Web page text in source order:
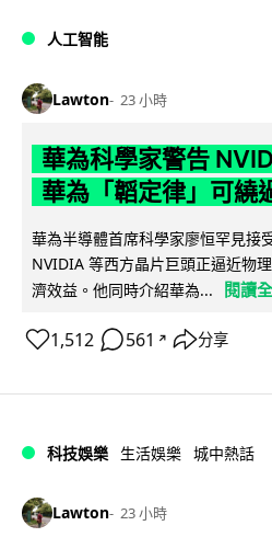
人工智能
Lawton 23 小時
華為科學家警告
華為「韜定律」可繞
華為半導體首席科學家廖恒罕見接
NVIDIA 等西方晶片巨頭正逼近物
濟效益。他同時介紹華為...
閱讀
1,512 561 ↗ 分享
科技娛樂 生活娛樂 城中熱話
Lawton 23 小時